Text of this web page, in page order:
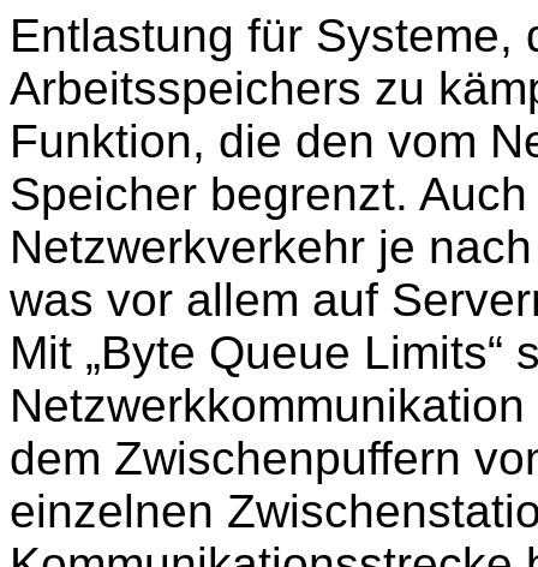
Entlastung für Systeme,
Arbeitsspeichers zu
Funktion, die den vom
Speicher begrenzt.
Netzwerkverkehr je
was vor allem auf
Mit „Byte Queue
dem Zwischenpuffern
einzelnen